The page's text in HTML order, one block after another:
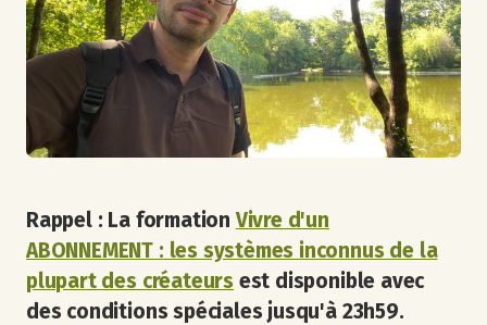
Rappel : La formationVivre d'un
ABONNEMENT : les systèmes inconnus de la
plupart des créateurs est disponible avec
des conditions spéciales jusqu'à 23h59.